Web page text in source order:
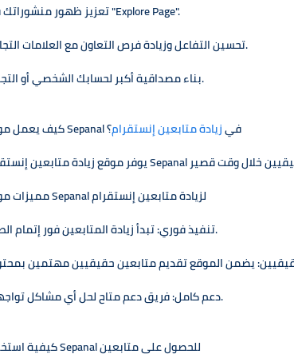
تعزيز ظهور منشوراتك في "Explore Page".
تحسين التفاعل وزيادة فرص التعاون مع العلامات التجارية.
بناء مصداقية أكبر لحسابك الشخصي أو التجاري.
كيف يعمل موقع Sepanal فيزيادة متابعين إنستقرام؟
مميزات موقع Sepanal لزيادة متابعين إنستقرام
تنفيذ فوري: تبدأ زيادة المتابعين فور إتمام الطلب.
دعم كامل: فريق دعم متاح لحل أي مشاكل تواجهها.
كيفية استخدام Sepanal للحصول على متابعين